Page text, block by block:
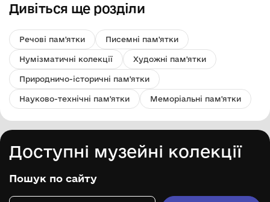
Дивіться ще розділи
Речові пам'ятки Писемні пам'ятки
Нумізматичні колекції Художні пам'ятки
Природничо-історичні пам'ятки
Науково-технічні пам'ятки Меморіальні пам'ятки
Доступні музейні колекції
Пошук по сайту